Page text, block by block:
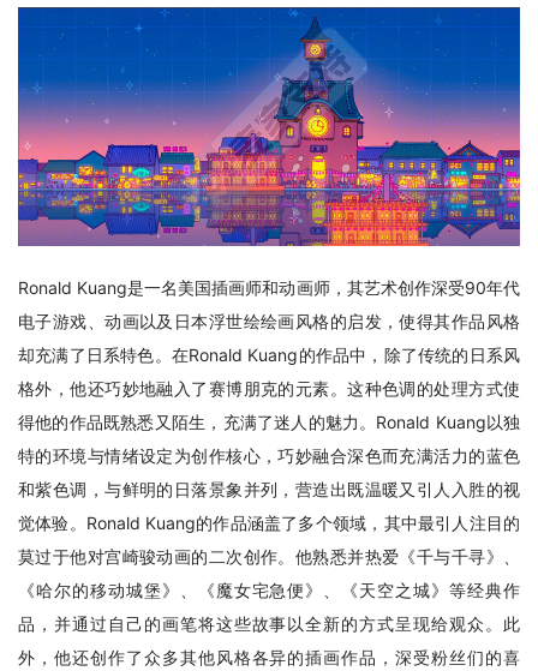
Ronald Kuang是一名美国插画师和动画师，其艺术创作深受90年代
电子游戏、动画以及日本浮世绘绘画风格的启发，使得其作品风格
却充满了日系特色。在Ronald Kuang的作品中，除了传统的日系风
格外，他还巧妙地融入了赛博朋克的元素。这种色调的处理方式使
得他的作品既熟悉又陌生，充满了迷人的魅力。Ronald Kuang以独
特的环境与情绪设定为创作核心，巧妙融合深色而充满活力的蓝色
和紫色调，与鲜明的日落景象并列，营造出既温暖又引人入胜的视
觉体验。Ronald Kuang的作品涵盖了多个领域，其中最引人注目的
莫过于他对宫崎骏动画的二次创作。他熟悉并热爱《千与千寻》、
《哈尔的移动城堡》、《魔女宅急便》、《天空之城》等经典作
品，并通过自己的画笔将这些故事以全新的方式呈现给观众。此
外，他还创作了众多其他风格各异的插画作品，深受粉丝们的喜